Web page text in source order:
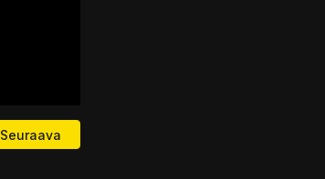
Seuraava artikkeli: Uusi pandemiaotsikko vai
Seuraava